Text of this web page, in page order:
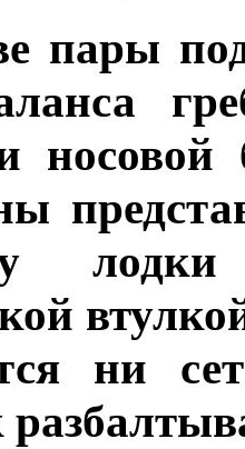
пары
ни